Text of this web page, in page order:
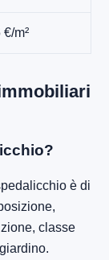
m²
è di
classe